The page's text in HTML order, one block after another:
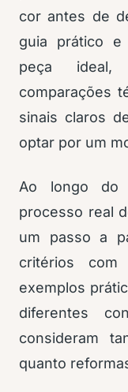
cor antes de
guia prático e
peça ideal,
comparações
sinais claros
optar por um
Ao longo do
processo real
um passo a
critérios
exemplos
diferentes
consideram
quanto